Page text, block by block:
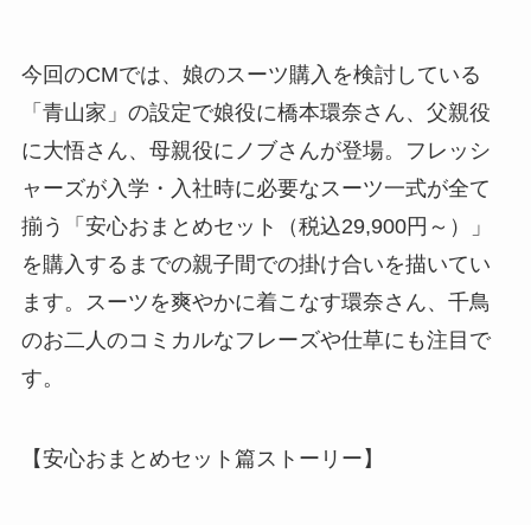
今回のCMでは、娘のスーツ購入を検討している
「青山家」の設定で娘役に橋本環奈さん、父親役
に大悟さん、母親役にノブさんが登場。フレッシ
ャーズが入学・入社時に必要なスーツ一式が全て
揃う「安心おまとめセット（税込29,900円～）」
を購入するまでの親子間での掛け合いを描いてい
ます。スーツを爽やかに着こなす環奈さん、千鳥
のお二人のコミカルなフレーズや仕草にも注目で
す。
【安心おまとめセット篇ストーリー】